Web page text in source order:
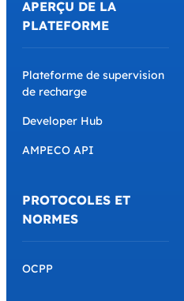
APERÇU DE LA
PLATEFORME
Plateforme de supervision
de recharge
Developer Hub
AMPECO API
PROTOCOLES ET
NORMES
OCPP